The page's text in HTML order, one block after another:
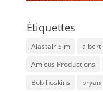
Étiquettes
Alastair Sim albert
Amicus Productions
Bob hoskins
bryan